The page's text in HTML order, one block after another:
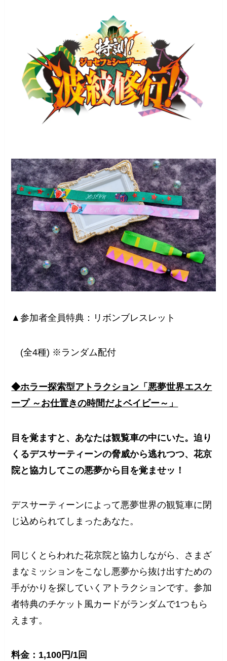
▲参加者全員特典：リボンブレスレット
(全4種) ※ランダム配付
◆ホラー探索型アトラクション「悪夢世界エスケ
ープ ～お仕置きの時間だよベイビー～」
目を覚ますと、あなたは観覧車の中にいた。迫り
くるデスサーティーンの脅威から逃れつつ、花京
院と協力してこの悪夢から目を覚ませッ！
デスサーティーンによって悪夢世界の観覧車に閉
じ込められてしまったあなた。
同じくとらわれた花京院と協力しながら、さまざ
まなミッションをこなし悪夢から抜け出すための
手がかりを探していくアトラクションです。参加
者特典のチケット風カードがランダムで1つもら
えます。
料金：1,100円/1回